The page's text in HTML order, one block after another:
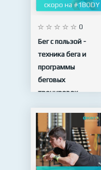
скоро на #1BODY
0
Бег с пользой -
техника бега и
программы
беговых
тренировок